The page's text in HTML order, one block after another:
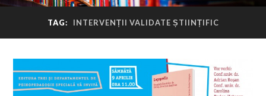
TAG: INTERVENȚII VALIDATE ȘTIINȚIFIC